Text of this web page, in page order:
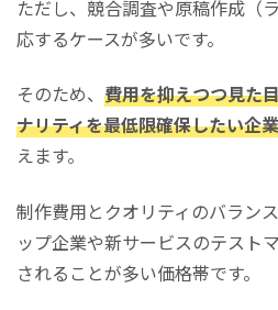
ただし、競合調査や原稿作成（
応するケースが多いです。
そのため、 費用を抑えつつ見た
ナリティを最低限確保したい企
えます。
制作費用とクオリティのバラン
ップ企業や新サービスのテスト
されることが多い価格帯です。